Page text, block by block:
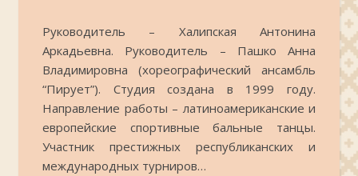
Руководитель – Халипская Антонина
Аркадьевна. Руководитель – Пашко Анна
Владимировна (хореографический ансамбль
“Пирует”). Студия создана в 1999 году.
Направление работы – латиноамериканские и
европейские спортивные бальные танцы.
Участник престижных республиканских и
международных турниров…